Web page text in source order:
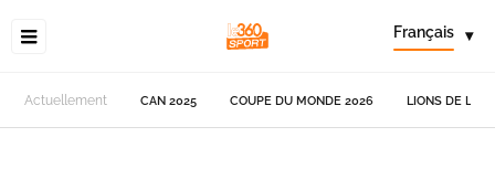
Français ▾
Actuellement CAN 2025 COUPE DU MONDE 2026 LIONS DE